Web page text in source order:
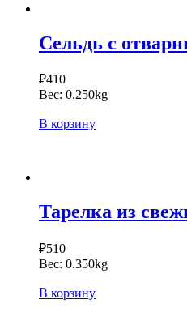
Сельдь с
₽410
Вес: 0.250kg
В корзину
Тарелка из
₽510
Вес: 0.350kg
В корзину